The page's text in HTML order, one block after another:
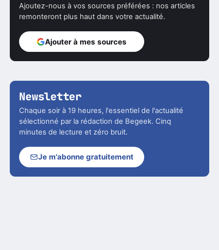
Ajoutez-nous à vos sources préférées : nos articles
remonteront plus haut dans votre actualité.
Ajouter à mes sources
Newsletter
Chaque soir à 19 heures, l'essentiel de l'actualité
sélectionné par la rédaction de Begeek. Cinq
minutes de lecture et zéro bruit.
Je m'abonne gratuitement